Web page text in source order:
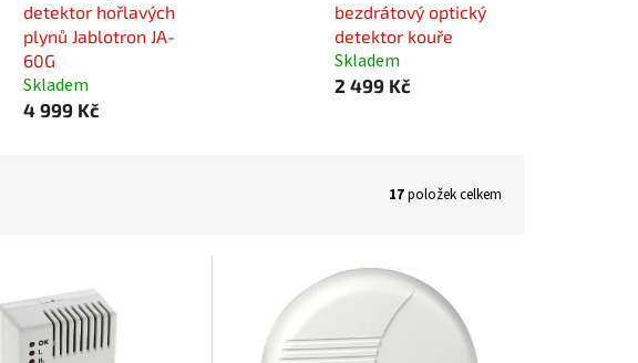
detektor hořlavých
plynů Jablotron JA-
60G
Skladem
4 999 Kč
bezdrátový optický
detektor kouře
Skladem
2 499 Kč
17položek celkem